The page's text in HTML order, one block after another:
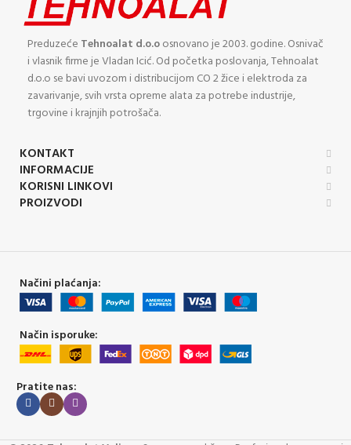
Preduzeće Tehnoalat d.o.oosnovano je 2003. godine. Osnivač
i vlasnik firme je Vladan Icić. Od početka poslovanja, Tehnoalat
d.o.o se bavi uvozom i distribucijom CO 2 žice i elektroda za
zavarivanje, svih vrsta opreme alata za potrebe industrije,
trgovine i krajnjih potrošača.
KONTAKT
INFORMACIJE
KORISNI LINKOVI
PROIZVODI
Načini plaćanja:
Način isporuke:
Pratite nas: